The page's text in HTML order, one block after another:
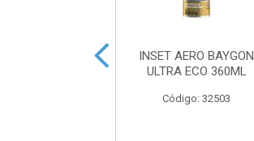
INSET AERO BAYGON
ULTRA ECO 360ML
Código: 32503